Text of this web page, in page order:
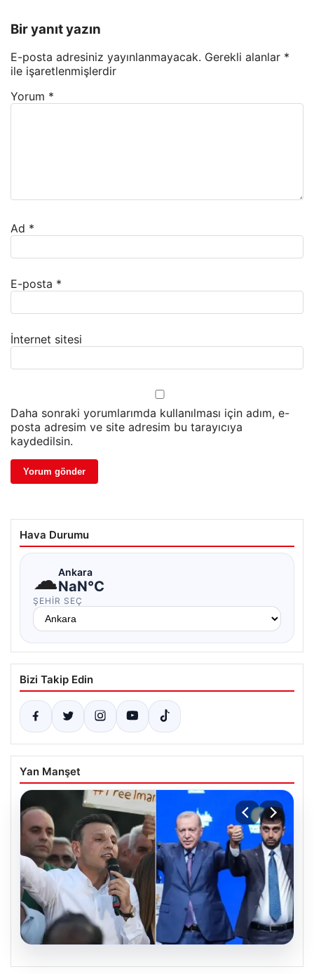
Bir yanıt yazın
E-posta adresiniz yayınlanmayacak. Gerekli alanlar *
ile işaretlenmişlerdir
Yorum *
Ad *
E-posta *
İnternet sitesi
Daha sonraki yorumlarımda kullanılması için adım, e-
posta adresim ve site adresim bu tarayıcıya
kaydedilsin.
Hava Durumu
☁Ankara
NaN°C
ŞEHIR SEÇ
Bizi Takip Edin
Yan Manşet